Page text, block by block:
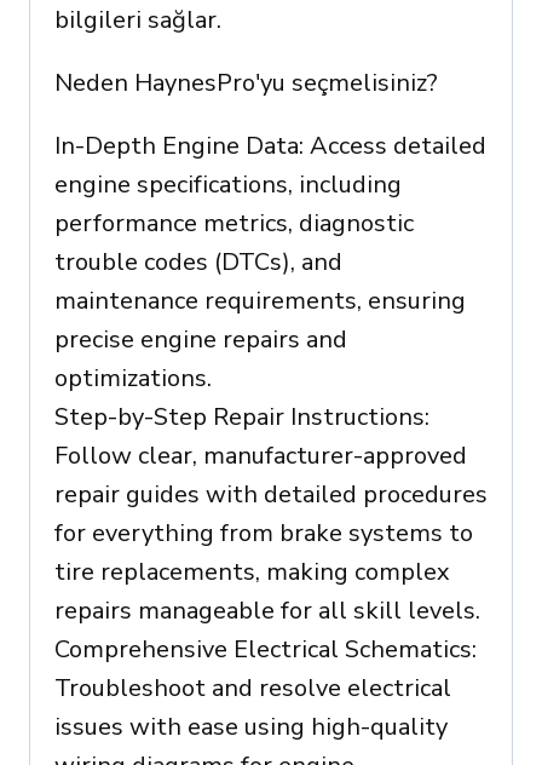
bilgileri sağlar.
Neden HaynesPro'yu seçmelisiniz?
In-Depth Engine Data: Access detailed
engine specifications, including
performance metrics, diagnostic
trouble codes (DTCs), and
maintenance requirements, ensuring
precise engine repairs and
optimizations.
Step-by-Step Repair Instructions:
Follow clear, manufacturer-approved
repair guides with detailed procedures
for everything from brake systems to
tire replacements, making complex
repairs manageable for all skill levels.
Comprehensive Electrical Schematics:
Troubleshoot and resolve electrical
issues with ease using high-quality